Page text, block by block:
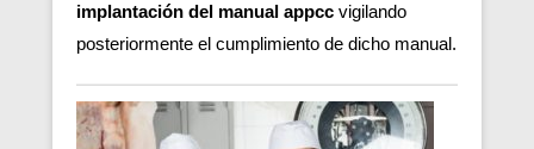
implantación del manual appcc vigilando
posteriormente el cumplimiento de dicho manual.